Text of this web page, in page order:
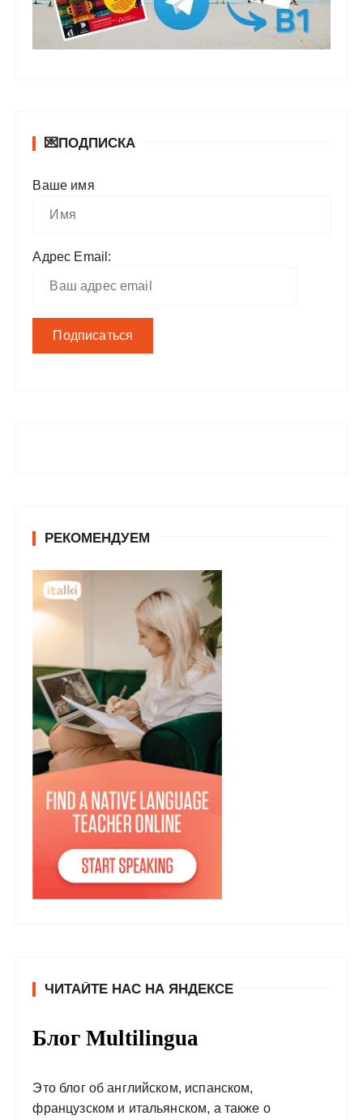
💌ПОДПИСКА
Ваше имя
Адрес Email:
РЕКОМЕНДУЕМ
ЧИТАЙТЕ НАС НА ЯНДЕКСЕ
Блог Multilingua
Это блог об английском, испанском,
французском и итальянском, а также о